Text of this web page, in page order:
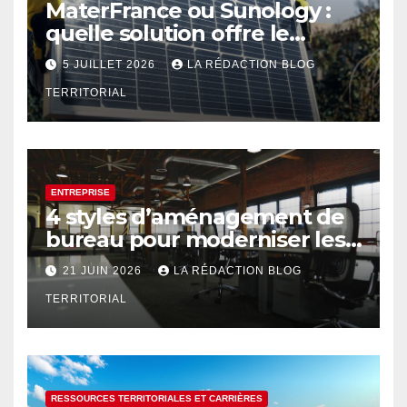
MaterFrance ou Sunology :
quelle solution offre le
meilleur rendement ?
5 JUILLET 2026 LA RÉDACTION BLOG
TERRITORIAL
ENTREPRISE
4 styles d’aménagement de
bureau pour moderniser les
espaces professionnels
21 JUIN 2026 LA RÉDACTION BLOG
TERRITORIAL
RESSOURCES TERRITORIALES ET CARRIÈRES